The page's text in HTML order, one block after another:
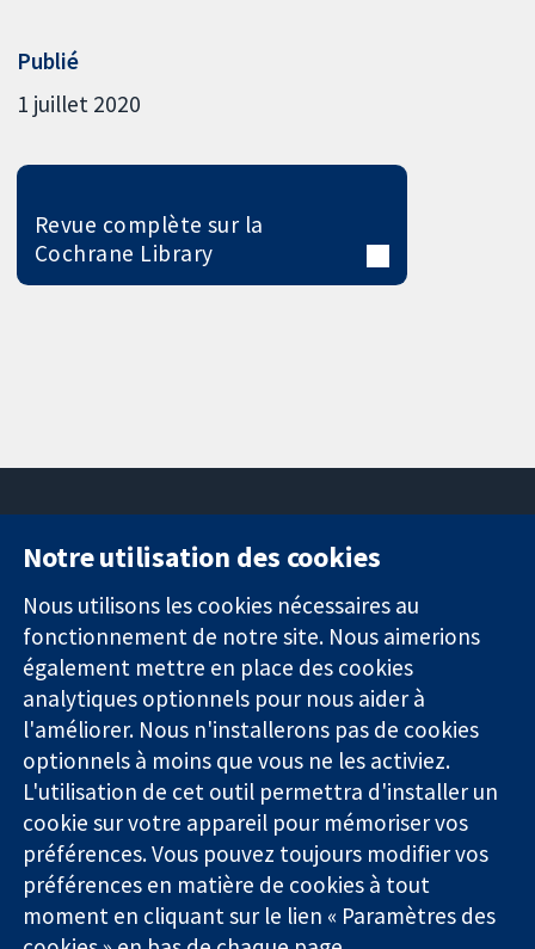
Publié
1 juillet 2020
Revue complète sur la
Cochrane Library
Des données
probantes.
Des décisions
éclairées.
Une meilleure
santé.
11-13 Cavendish
Square
Londres
W1G0AN
Royaume-Uni
nous
Actualités
Service de
presse
Qui sommes-
nous
Offres
d'emploi
Library
La Collaboration Cochrane est une association caritative (n°
Notre utilisation des cookies
Nous utilisons les cookies nécessaires au
fonctionnement de notre site. Nous aimerions
également mettre en place des cookies
analytiques optionnels pour nous aider à
l'améliorer. Nous n'installerons pas de cookies
optionnels à moins que vous ne les activiez.
L'utilisation de cet outil permettra d'installer un
cookie sur votre appareil pour mémoriser vos
préférences. Vous pouvez toujours modifier vos
préférences en matière de cookies à tout
moment en cliquant sur le lien « Paramètres des